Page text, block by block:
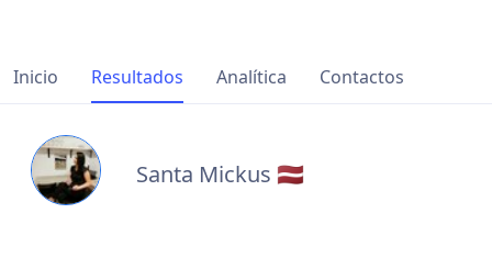
Inicio Resultados Analítica Contactos
Santa Mickus 🇱🇻